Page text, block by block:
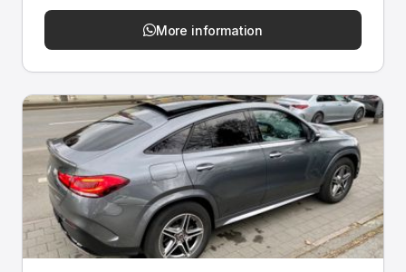
More information